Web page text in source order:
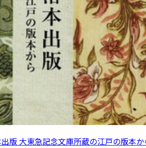
版 大東急記念文庫所蔵の江戸の版本